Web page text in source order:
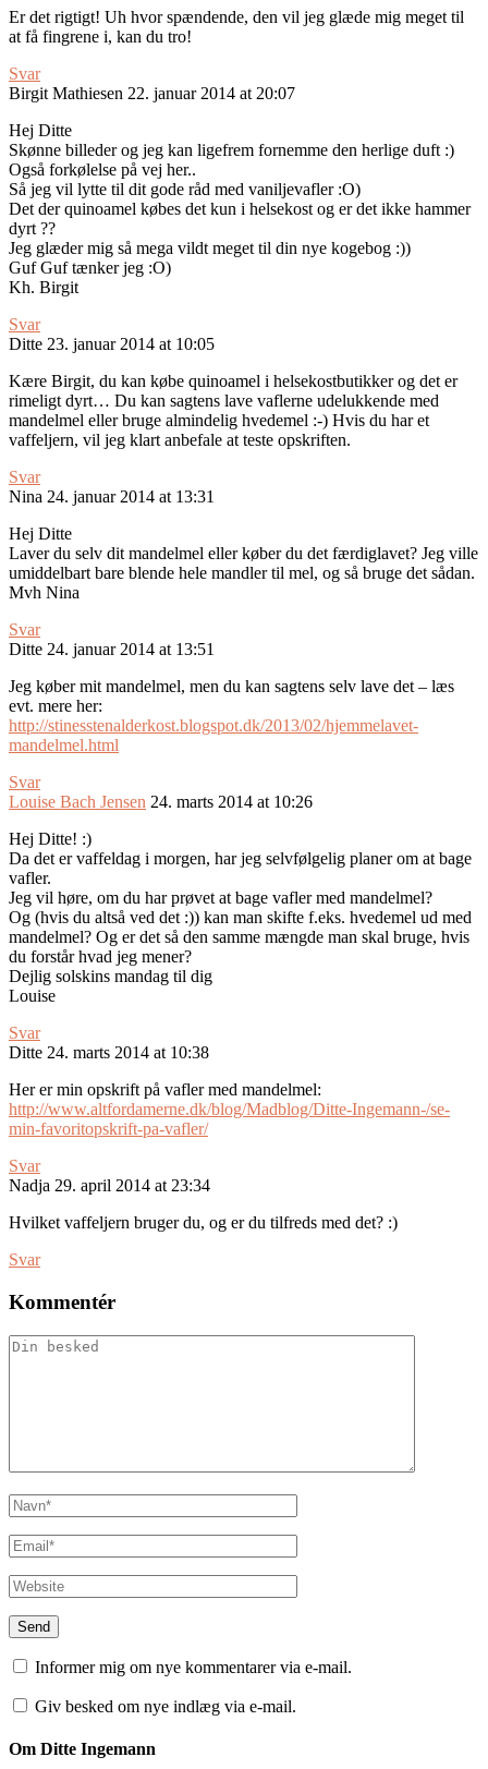
Er det rigtigt! Uh hvor spændende, den vil jeg glæde mig meget til
at få fingrene i, kan du tro!
Svar
Birgit Mathiesen 22. januar 2014 at 20:07
Hej Ditte
Skønne billeder og jeg kan ligefrem fornemme den herlige duft :)
Også forkølelse på vej her..
Så jeg vil lytte til dit gode råd med vaniljevafler :O)
Det der quinoamel købes det kun i helsekost og er det ikke hammer
dyrt ??
Jeg glæder mig så mega vildt meget til din nye kogebog :))
Guf Guf tænker jeg :O)
Kh. Birgit
Svar
Ditte 23. januar 2014 at 10:05
Kære Birgit, du kan købe quinoamel i helsekostbutikker og det er
rimeligt dyrt… Du kan sagtens lave vaflerne udelukkende med
mandelmel eller bruge almindelig hvedemel :-) Hvis du har et
vaffeljern, vil jeg klart anbefale at teste opskriften.
Svar
Nina 24. januar 2014 at 13:31
Hej Ditte
Laver du selv dit mandelmel eller køber du det færdiglavet? Jeg ville
umiddelbart bare blende hele mandler til mel, og så bruge det sådan.
Mvh Nina
Svar
Ditte 24. januar 2014 at 13:51
Jeg køber mit mandelmel, men du kan sagtens selv lave det – læs
evt. mere her:
http://stinesstenalderkost.blogspot.dk/2013/02/hjemmelavet-
mandelmel.html
Svar
Louise Bach Jensen 24. marts 2014 at 10:26
Hej Ditte! :)
Da det er vaffeldag i morgen, har jeg selvfølgelig planer om at bage
vafler.
Jeg vil høre, om du har prøvet at bage vafler med mandelmel?
Og (hvis du altså ved det :)) kan man skifte f.eks. hvedemel ud med
mandelmel? Og er det så den samme mængde man skal bruge, hvis
du forstår hvad jeg mener?
Dejlig solskins mandag til dig
Louise
Svar
Ditte 24. marts 2014 at 10:38
Her er min opskrift på vafler med mandelmel:
http://www.altfordamerne.dk/blog/Madblog/Ditte-Ingemann-/se-
min-favoritopskrift-pa-vafler/
Svar
Nadja 29. april 2014 at 23:34
Hvilket vaffeljern bruger du, og er du tilfreds med det? :)
Svar
Kommentér
Informer mig om nye kommentarer via e-mail.
Giv besked om nye indlæg via e-mail.
Om Ditte Ingemann